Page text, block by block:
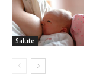
Salute